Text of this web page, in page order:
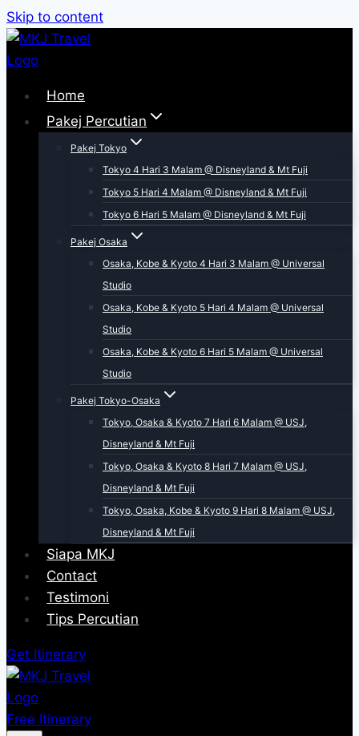
Skip to content
Home
Pakej Percutian
Pakej Tokyo
Tokyo 4 Hari 3 Malam @ Disneyland & Mt Fuji
Tokyo 5 Hari 4 Malam @ Disneyland & Mt Fuji
Tokyo 6 Hari 5 Malam @ Disneyland & Mt Fuji
Pakej Osaka
Osaka, Kobe & Kyoto 4 Hari 3 Malam @ Universal
Studio
Osaka, Kobe & Kyoto 5 Hari 4 Malam @ Universal
Studio
Osaka, Kobe & Kyoto 6 Hari 5 Malam @ Universal
Studio
Pakej Tokyo-Osaka
Tokyo, Osaka & Kyoto 7 Hari 6 Malam @ USJ,
Disneyland & Mt Fuji
Tokyo, Osaka & Kyoto 8 Hari 7 Malam @ USJ,
Disneyland & Mt Fuji
Tokyo, Osaka, Kobe & Kyoto 9 Hari 8 Malam @ USJ,
Disneyland & Mt Fuji
Siapa MKJ
Contact
Testimoni
Tips Percutian
Get Itinerary
Free Itinerary